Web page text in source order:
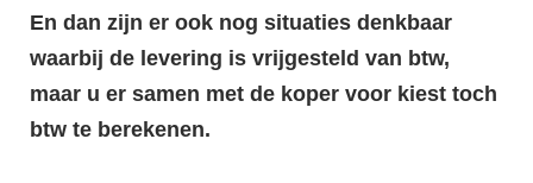
En dan zijn er ook nog situaties denkbaar
waarbij de levering is vrijgesteld van btw,
maar u er samen met de koper voor kiest toch
btw te berekenen.